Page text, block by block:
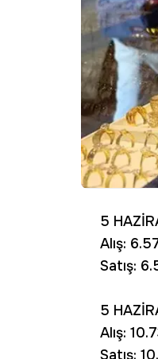
5
Alış:
Satış:
5
Alış:
Satış: